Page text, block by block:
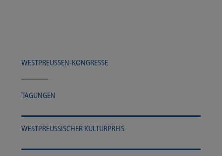
WESTPREUSSEN-​​KONGRESSE
TAGUN­GEN
WEST­PREU­SSI­SCHER KULTURPREIS